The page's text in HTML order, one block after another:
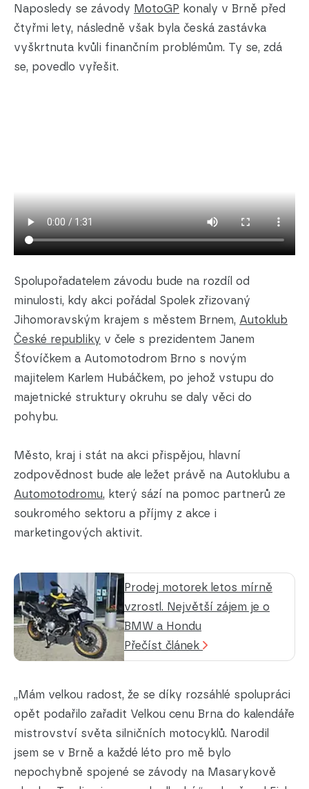
Naposledy se závody MotoGP konaly v Brně před
čtyřmi lety, následně však byla česká zastávka
vyškrtnuta kvůli finančním problémům. Ty se, zdá
se, povedlo vyřešit.
Spolupořadatelem závodu bude na rozdíl od
minulosti, kdy akci pořádal Spolek zřizovaný
Jihomoravským krajem s městem Brnem, Autoklub
České republiky v čele s prezidentem Janem
Šťovíčkem a Automotodrom Brno s novým
majitelem Karlem Hubáčkem, po jehož vstupu do
majetnické struktury okruhu se daly věci do
pohybu.
Město, kraj i stát na akci přispějou, hlavní
zodpovědnost bude ale ležet právě na Autoklubu a
Automotodromu, který sází na pomoc partnerů ze
soukromého sektoru a příjmy z akce i
marketingových aktivit.
Prodej motorek letos mírně
vzrostl. Největší zájem je o
BMW a Hondu
Přečíst článek
„Mám velkou radost, že se díky rozsáhlé spolupráci
opět podařilo zařadit Velkou cenu Brna do kalendáře
mistrovství světa silničních motocyklů. Narodil
jsem se v Brně a každé léto pro mě bylo
nepochybně spojené se závody na Masarykově